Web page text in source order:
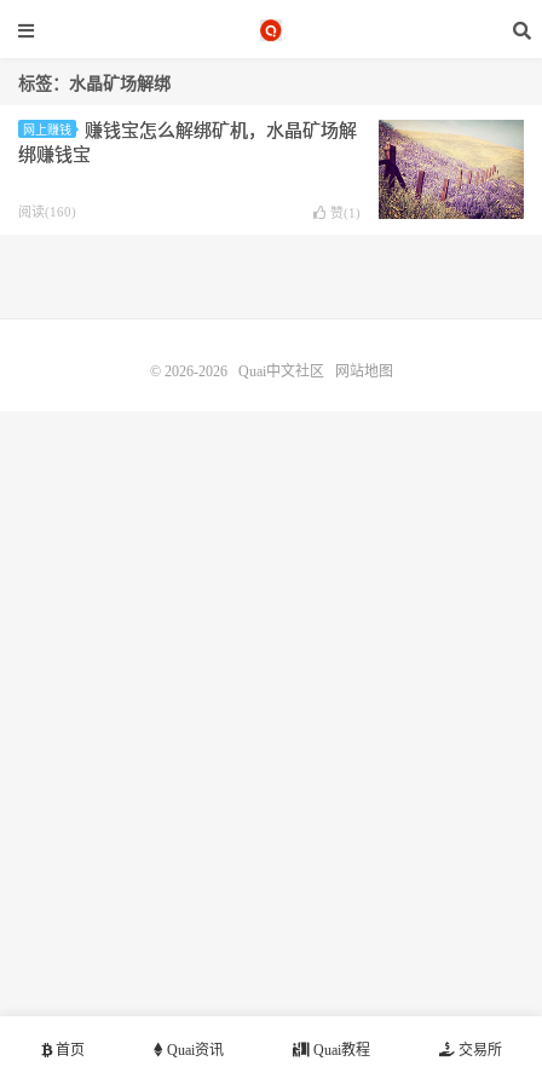
标签：水晶矿场解绑
网上赚钱
赚钱宝怎么解绑矿机，水晶矿场解
绑赚钱宝
阅读(160) 赞(1 )
首页 Quai资讯 Quai教程 交易所
© 2026-2026 Quai中文社区 网站地图